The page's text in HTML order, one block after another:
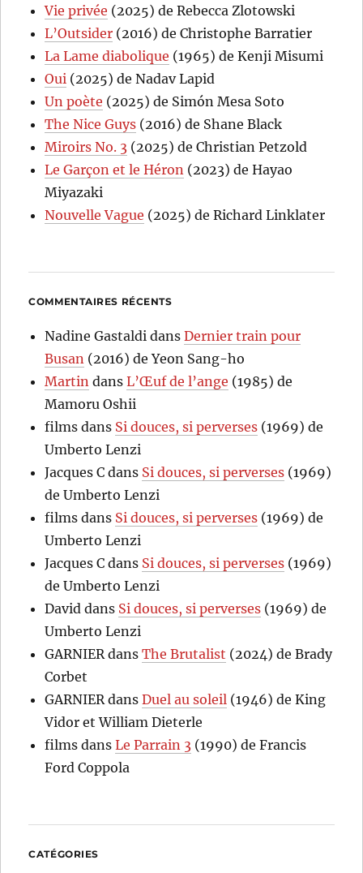
Vie privée (2025) de Rebecca Zlotowski
L’Outsider (2016) de Christophe Barratier
La Lame diabolique (1965) de Kenji Misumi
Oui (2025) de Nadav Lapid
Un poète (2025) de Simón Mesa Soto
The Nice Guys (2016) de Shane Black
Miroirs No. 3 (2025) de Christian Petzold
Le Garçon et le Héron (2023) de Hayao
Miyazaki
Nouvelle Vague (2025) de Richard Linklater
COMMENTAIRES RÉCENTS
Nadine Gastaldi dansDernier train pour
Busan (2016) de Yeon Sang-ho
Martin dansL’Œuf de l’ange (1985) de
Mamoru Oshii
films dans Si douces, si perverses (1969) de
Umberto Lenzi
Jacques C dans Si douces, si perverses (1969)
de Umberto Lenzi
films dans Si douces, si perverses (1969) de
Umberto Lenzi
Jacques C dans Si douces, si perverses (1969)
de Umberto Lenzi
David dans Si douces, si perverses (1969) de
Umberto Lenzi
GARNIER dansThe Brutalist (2024) de Brady
Corbet
GARNIER dansDuel au soleil (1946) de King
Vidor et William Dieterle
films dansLe Parrain 3 (1990) de Francis
Ford Coppola
CATÉGORIES